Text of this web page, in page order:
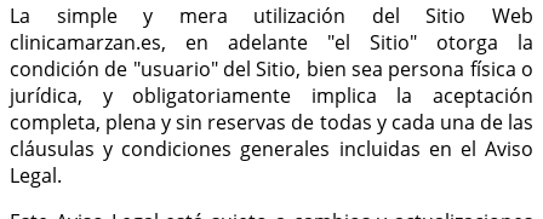
La simple y mera utilización del Sitio Web
clinicamarzan.es, en adelante "el Sitio" otorga la
condición de "usuario" del Sitio, bien sea persona física o
jurídica, y obligatoriamente implica la aceptación
completa, plena y sin reservas de todas y cada una de las
cláusulas y condiciones generales incluidas en el Aviso
Legal.